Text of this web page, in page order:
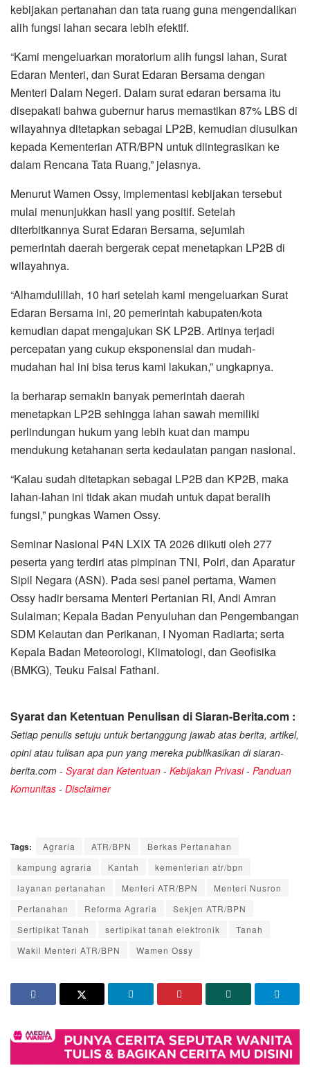
kebijakan pertanahan dan tata ruang guna mengendalikan
alih fungsi lahan secara lebih efektif.
“Kami mengeluarkan moratorium alih fungsi lahan, Surat
Edaran Menteri, dan Surat Edaran Bersama dengan
Menteri Dalam Negeri. Dalam surat edaran bersama itu
disepakati bahwa gubernur harus memastikan 87% LBS di
wilayahnya ditetapkan sebagai LP2B, kemudian diusulkan
kepada Kementerian ATR/BPN untuk diintegrasikan ke
dalam Rencana Tata Ruang,” jelasnya.
Menurut Wamen Ossy, implementasi kebijakan tersebut
mulai menunjukkan hasil yang positif. Setelah
diterbitkannya Surat Edaran Bersama, sejumlah
pemerintah daerah bergerak cepat menetapkan LP2B di
wilayahnya.
“Alhamdulillah, 10 hari setelah kami mengeluarkan Surat
Edaran Bersama ini, 20 pemerintah kabupaten/kota
kemudian dapat mengajukan SK LP2B. Artinya terjadi
percepatan yang cukup eksponensial dan mudah-
mudahan hal ini bisa terus kami lakukan,” ungkapnya.
Ia berharap semakin banyak pemerintah daerah
menetapkan LP2B sehingga lahan sawah memiliki
perlindungan hukum yang lebih kuat dan mampu
mendukung ketahanan serta kedaulatan pangan nasional.
“Kalau sudah ditetapkan sebagai LP2B dan KP2B, maka
lahan-lahan ini tidak akan mudah untuk dapat beralih
fungsi,” pungkas Wamen Ossy.
Seminar Nasional P4N LXIX TA 2026 diikuti oleh 277
peserta yang terdiri atas pimpinan TNI, Polri, dan Aparatur
Sipil Negara (ASN). Pada sesi panel pertama, Wamen
Ossy hadir bersama Menteri Pertanian RI, Andi Amran
Sulaiman; Kepala Badan Penyuluhan dan Pengembangan
SDM Kelautan dan Perikanan, I Nyoman Radiarta; serta
Kepala Badan Meteorologi, Klimatologi, dan Geofisika
(BMKG), Teuku Faisal Fathani.
Syarat dan Ketentuan Penulisan di Siaran-Berita.com :
Setiap penulis setuju untuk bertanggung jawab atas berita, artikel,
opini atau tulisan apa pun yang mereka publikasikan di siaran-
berita.com - Syarat dan Ketentuan - Kebijakan Privasi- Panduan
Komunitas - Disclaimer
Tags: Agraria ATR/BPN
Berkas Pertanahan
kampung agraria
Kantah
kementerian atr/bpn
layanan pertanahan
Menteri ATR/BPN
Menteri Nusron
Pertanahan
Reforma Agraria
Sekjen ATR/BPN
Sertipikat Tanah
sertipikat tanah elektronik
Tanah
Wakil Menteri ATR/BPN
Wamen Ossy